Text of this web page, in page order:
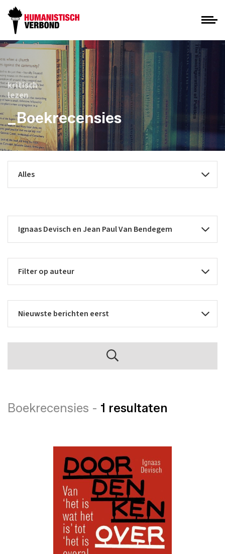
kritisch
lezen
_Boekrecensies
Boekrecensies - 1 resultaten